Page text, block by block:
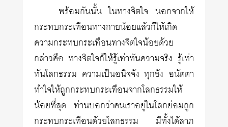
พร้อมกันนั้น ในทางจิตใจ นอกจากให้
กระทบกระเทือนทางกายน้อยแล้วก็ให้เกิด
ความกระทบกระเทือนทางจิตใจน้อยด้วย
กล่าวคือ ทางจิตใจก็ให้รู้เท่าทันความจริง รู้เท่า
ทันโลกธรรม ความเป็นอนิจจัง ทุกขัง อนัตตา
ทำใจให้ถูกกระทบกระเทือนจากโลกธรรมให้
น้อยที่สุด ท่านบอกว่าคนเราอยู่ในโลกย่อมถูก
กระทบกระเทือนด้วยโลกธรรม มีทั้งได้ลาภ